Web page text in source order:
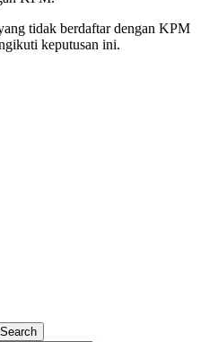
tidak berdaftar dengan KPM
keputusan ini.